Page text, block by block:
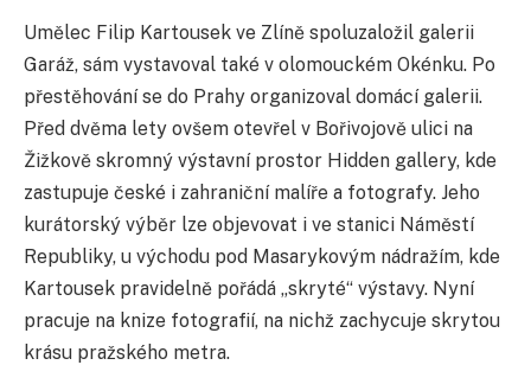
Umělec Filip Kartousek ve Zlíně spoluzaložil galerii
Garáž, sám vystavoval také v olomouckém Okénku. Po
přestěhování se do Prahy organizoval domácí galerii.
Před dvěma lety ovšem otevřel v Bořivojově ulici na
Žižkově skromný výstavní prostor Hidden gallery, kde
zastupuje české i zahraniční malíře a fotografy. Jeho
kurátorský výběr lze objevovat i ve stanici Náměstí
Republiky, u východu pod Masarykovým nádražím, kde
Kartousek pravidelně pořádá „skryté“ výstavy. Nyní
pracuje na knize fotografií, na nichž zachycuje skrytou
krásu pražského metra.